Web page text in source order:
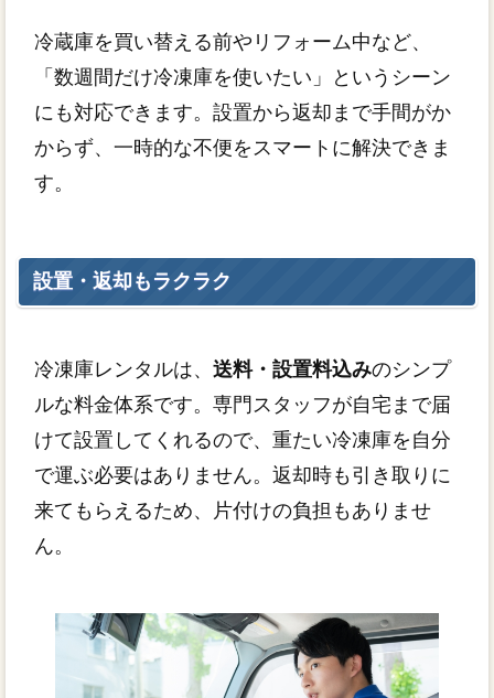
冷蔵庫を買い替える前やリフォーム中など、
「数週間だけ冷凍庫を使いたい」というシーン
にも対応できます。設置から返却まで手間がか
からず、一時的な不便をスマートに解決できま
す。
設置・返却もラクラク
冷凍庫レンタルは、 送料・設置料込みのシンプ
ルな料金体系です。専門スタッフが自宅まで届
けて設置してくれるので、重たい冷凍庫を自分
で運ぶ必要はありません。返却時も引き取りに
来てもらえるため、片付けの負担もありませ
ん。